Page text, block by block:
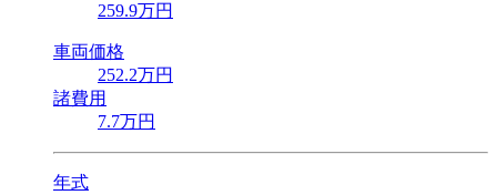
259.9万円
車両価格
252.2万円
諸費用
7.7万円
年式